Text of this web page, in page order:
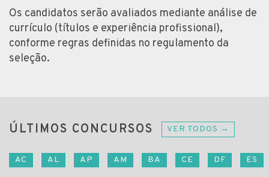
Os candidatos serão avaliados mediante análise de
currículo (títulos e experiência profissional),
conforme regras definidas no regulamento da
seleção.
ÚLTIMOS CONCURSOS VER TODOS →
AC AL AP AM BA CE DF ES